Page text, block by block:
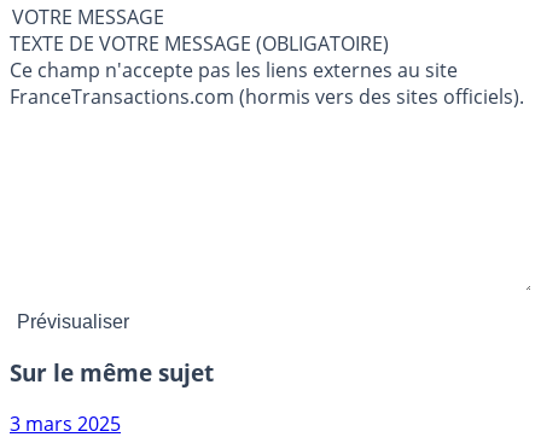
VOTRE MESSAGE
TEXTE DE VOTRE MESSAGE (OBLIGATOIRE)
Ce champ n'accepte pas les liens externes au site
FranceTransactions.com (hormis vers des sites officiels).
Sur le même sujet